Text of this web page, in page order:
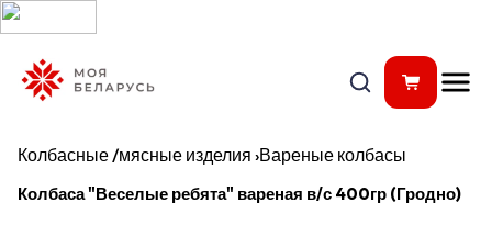
Колбасные /мясные изделия ›Вареные колбасы
Колбаса "Веселые ребята" вареная в/с 400гр (Гродно)